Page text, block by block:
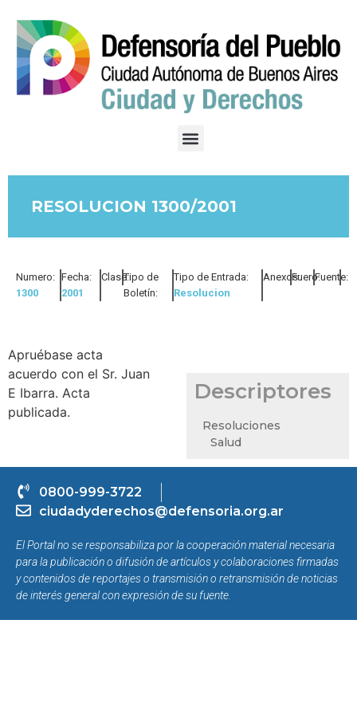
RESOLUCION 1300/2001
Numero:
1300
Fecha:
2001
Clase:Tipo de
Boletín:
Tipo de Entrada:
Resolucion
Anexos:Fuero:Fuente:
Apruébase acta
acuerdo con el Sr. Juan
E Ibarra. Acta
publicada.
Descriptores
Resoluciones
Salud
0800-999-3722
ciudadyderechos@defensoria.org.ar
El Portal no se responsabiliza por la cooperación material necesaria
para la publicación o difusión de artículos y colaboraciones firmadas
y contenidos de reportajes o transmisión o retransmisión de noticias
de interés general con expresión de su fuente.